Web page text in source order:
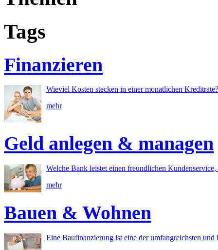
Tags
Finanzieren
Wieviel Kosten stecken in einer monatlichen
mehr
Geld anlegen & managen
Welche Bank leistet einen freundlichen
mehr
Bauen & Wohnen
Eine Baufinanzierung ist eine der umfangreichsten